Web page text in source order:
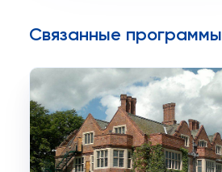
Связанные программы